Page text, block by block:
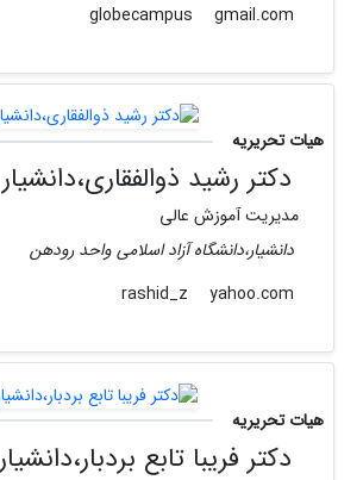
gmail.com
هیات تحریریه
دکتر رشید ذوالفقاری،دانشیار
مدیریت آموزش عالی
دانشیار،دانشگاه آزاد اسلامی واحد رودهن
yahoo.com
هیات تحریریه
دکتر فریبا تابع بردبار،دانشیار